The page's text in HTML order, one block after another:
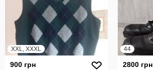
XXL, XXXL
900 грн
44
2800 грн